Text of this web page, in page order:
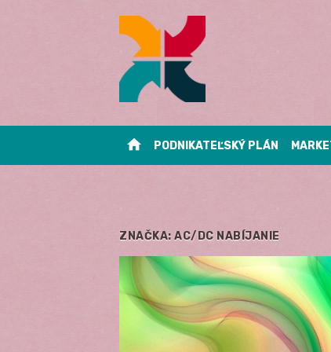
home PODNIKATEĽSKÝ PLÁN
ZNAČKA: AC/DC NABÍJANIE